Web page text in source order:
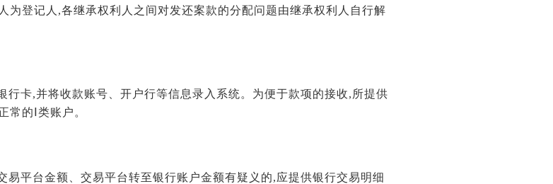
为登记人,各继承权利人之间对发还案款的分配问题由继承权利人自行解
行卡,并将收款账号、开户行等信息录入系统。为便于款项的接收,所提供
常的Ⅰ类账户。
易平台金额、交易平台转至银行账户金额有疑义的,应提供银行交易明细